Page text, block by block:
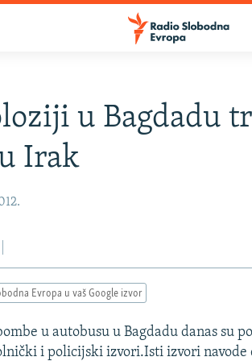
u Bagdadu
Irak
Evropa u vaš Google izvor
u autobusu u Bagdadu danas su
i policijski izvori.Isti izvori navode